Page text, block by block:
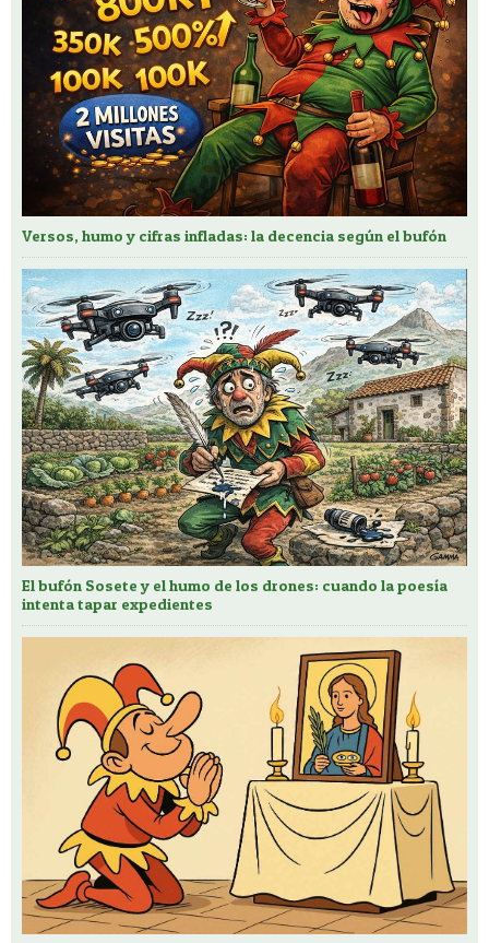
Versos, humo y cifras infladas: la decencia según el bufón
El bufón Sosete y el humo de los drones: cuando la poesía
intenta tapar expedientes